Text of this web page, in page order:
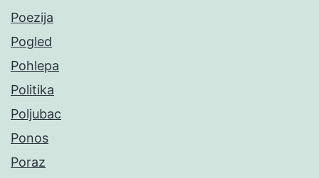
Poezija
Pogled
Pohlepa
Politika
Poljubac
Ponos
Poraz